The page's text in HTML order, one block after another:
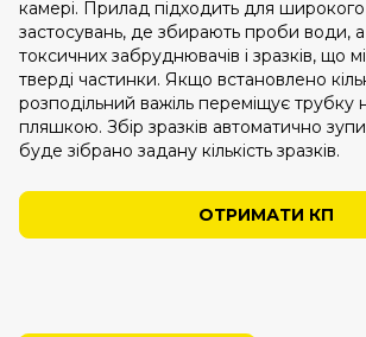
камері. Прилад підходить для
застосувань, де збирають проби води,
токсичних забруднювачів і зразків, що
тверді частинки. Якщо встановлено
розподільний важіль переміщує
пляшкою. Збір зразків автоматично
буде зібрано задану кількість зразків.
ОТРИМАТИ КП